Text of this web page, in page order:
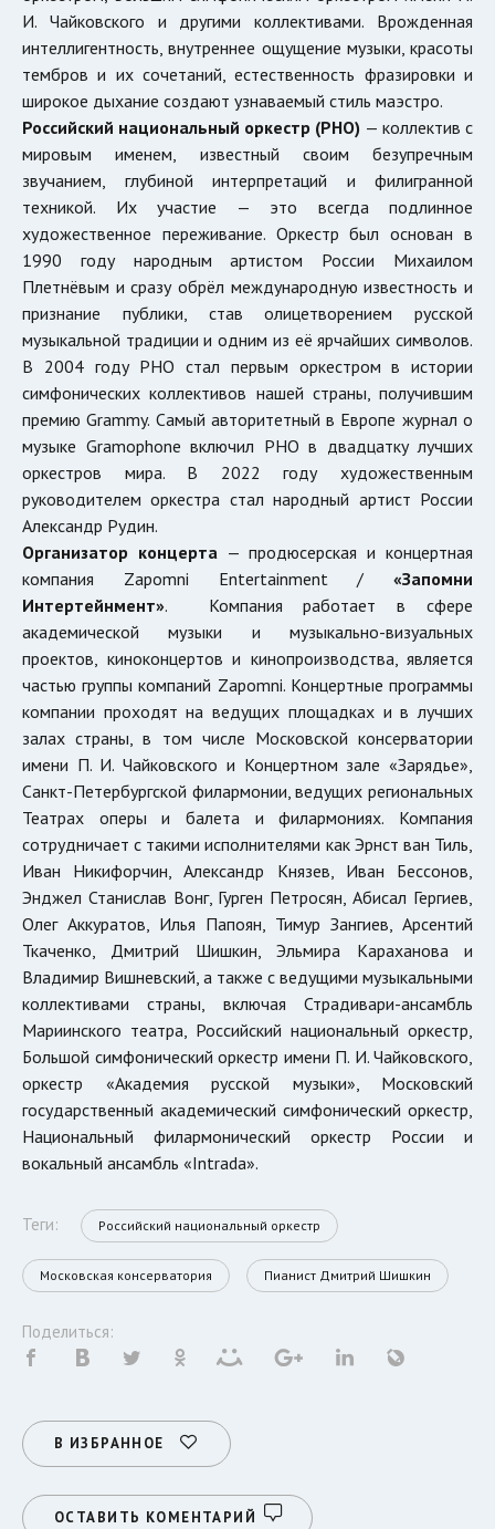
И. Чайковского и другими коллективами. Врожденная
интеллигентность, внутреннее ощущение музыки, красоты
тембров и их сочетаний, естественность фразировки и
широкое дыхание создают узнаваемый стиль маэстро.
Российский национальный оркестр (РНО) — коллектив с
мировым именем, известный своим безупречным
звучанием, глубиной интерпретаций и филигранной
техникой. Их участие — это всегда подлинное
художественное переживание. Оркестр был основан в
1990 году народным артистом России Михаилом
Плетнёвым и сразу обрёл международную известность и
признание публики, став олицетворением русской
музыкальной традиции и одним из её ярчайших символов.
В 2004 году РНО стал первым оркестром в истории
симфонических коллективов нашей страны, получившим
премию Grammy. Самый авторитетный в Европе журнал о
музыке Gramophone включил РНО в двадцатку лучших
оркестров мира. В 2022 году художественным
руководителем оркестра стал народный артист России
Александр Рудин.
Организатор концерта— продюсерская и концертная
компания Zapomni Entertainment / «Запомни
Интертейнмент». Компания работает в сфере
академической музыки и музыкально-визуальных
проектов, киноконцертов и кинопроизводства, является
частью группы компаний Zapomni. Концертные программы
компании проходят на ведущих площадках и в лучших
залах страны, в том числе Московской консерватории
имени П. И. Чайковского и Концертном зале «Зарядье»,
Санкт-Петербургской филармонии, ведущих региональных
Театрах оперы и балета и филармониях. Компания
сотрудничает с такими исполнителями как Эрнст ван Тиль,
Иван Никифорчин, Александр Князев, Иван Бессонов,
Энджел Станислав Вонг, Гурген Петросян, Абисал Гергиев,
Олег Аккуратов, Илья Папоян, Тимур Зангиев, Арсентий
Ткаченко, Дмитрий Шишкин, Эльмира Караханова и
Владимир Вишневский, а также с ведущими музыкальными
коллективами страны, включая Страдивари-ансамбль
Мариинского театра, Российский национальный оркестр,
Большой симфонический оркестр имени П. И. Чайковского,
оркестр «Академия русской музыки», Московский
государственный академический симфонический оркестр,
Национальный филармонический оркестр России и
вокальный ансамбль «Intrada».
Теги: Российский национальный оркестр
Московская консерватория Пианист Дмитрий Шишкин
Поделиться:
В ИЗБРАННОЕ
ОСТАВИТЬ КОМЕНТАРИЙ